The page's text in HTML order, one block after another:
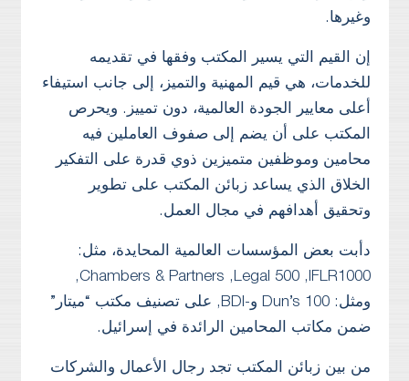
وغيرها.
إن القيم التي يسير المكتب وفقها في تقديمه
للخدمات، هي قيم المهنية والتميز، إلى جانب استيفاء
أعلى معايير الجودة العالمية، دون تمييز. ويحرص
المكتب على أن يضم إلى صفوف العاملين فيه
محامين وموظفين متميزين ذوي قدرة على التفكير
الخلاق الذي يساعد زبائن المكتب على تطوير
وتحقيق أهدافهم في مجال العمل.
دأبت بعض المؤسسات العالمية المحايدة، مثل:
Chambers & Partners ,Legal 500 ,IFLR1000,
ومثل: Dun’s 100 و-BDI, على تصنيف مكتب “ميتار”
ضمن مكاتب المحامين الرائدة في إسرائيل.
من بين زبائن المكتب تجد رجال الأعمال والشركات